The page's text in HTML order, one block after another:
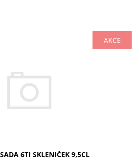
AKCE
a vůně...
6TI SKLENIČEK 9,5CL